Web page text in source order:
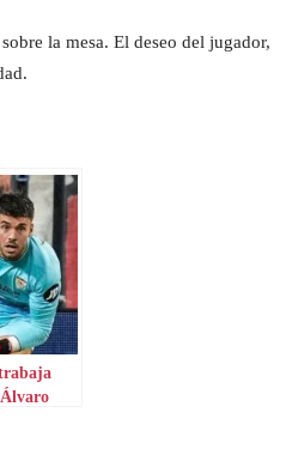
la mesa. El deseo del jugador,